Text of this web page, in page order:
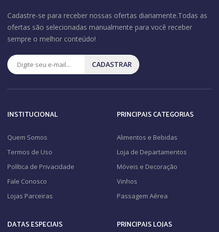
Cadastre-se para receber nossas ofertas diariamente.Todas as
ofertas são selecionadas manualmente para você receber
sempre o melhor conteúdo!
CADASTRAR
INSTITUCIONAL
Quem Somos
Termos de Uso
Política de Privacidade
Fale Conosco
Lojas Parceiras
PRINCIPAIS CATEGORIAS
Alimentos e Bebidas
Loja de Departamentos
Móveis e Decoração
Vinhos
Passagem Aérea
DATAS ESPECIAIS PRINCIPAIS LOJAS